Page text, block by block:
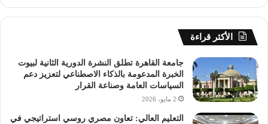
الأكثر قراءة
جامعة القاهرة تطلق النشرة الدورية الثانية لبيوت
الخبرة المدعومة بالذكاء الاصطناعي لتعزيز دعم
السياسات العامة وصناعة القرار
2 مايو، 2026
التعليم العالي: تعاون مصري روسي استراتيجي في